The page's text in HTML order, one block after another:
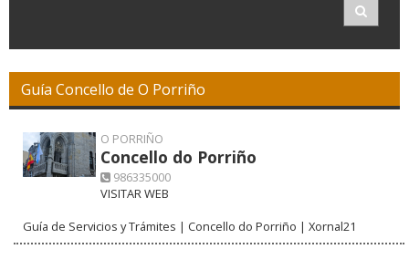
Guía Concello de O Porriño
O PORRIÑO
Concello do Porriño
986335000
VISITAR WEB
Guía de Servicios y Trámites | Concello do Porriño | Xornal21